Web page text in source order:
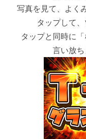
写真を見て、よく
タップして、
タップと同時に
言い放ち